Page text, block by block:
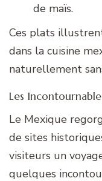
de maïs.
Ces plats
dans la cuisine
naturellement
Les
Le Mexique
de sites
visiteurs un
quelques